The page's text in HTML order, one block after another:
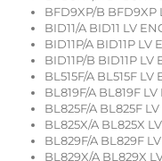
BFD9XP/B BFD9XP
BID11/A BID11 LV
BID11P/A BID11P LV
BID11P/B BID11P LV
BL515F/A BL515F
BL819F/A BL819F
BL825F/A BL825F
BL825X/A BL825X
BL829F/A BL829F
BL829X/A BL829X